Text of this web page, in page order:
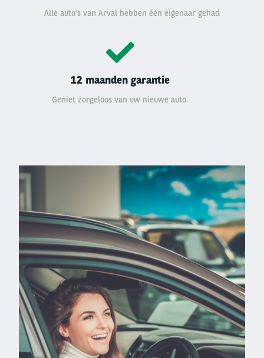
Alle auto’s van Arval hebben één eigenaar gehad
12 maanden garantie
Geniet zorgeloos van uw nieuwe auto.
Left